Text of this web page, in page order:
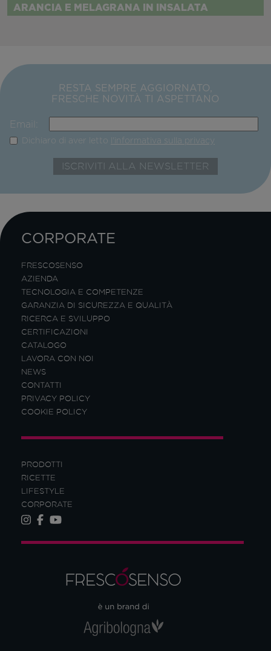
ARANCIA E MELAGRANA IN INSALATA
RESTA SEMPRE AGGIORNATO,
FRESCHE NOVITÀ TI ASPETTANO
Email:
Dichiaro di aver letto l'informativa sulla privacy
PRODOTTI
RICETTE
LIFESTYLE
CORPORATE
CORPORATE
FRESCOSENSO
AZIENDA
TECNOLOGIA E COMPETENZE
GARANZIA DI SICUREZZA E QUALITÀ
RICERCA E SVILUPPO
CERTIFICAZIONI
CATALOGO
LAVORA CON NOI
NEWS
CONTATTI
PRIVACY POLICY
COOKIE POLICY